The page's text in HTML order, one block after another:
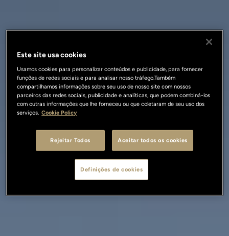
Este site usa cookies
Usamos cookies para personalizar conteúdos e publicidade, para fornecer
funções de redes sociais e para analisar nosso tráfego.Também
compartilhamos informações sobre seu uso de nosso site com nossos
parceiros das redes sociais, publicidade e analíticas, que podem combiná-los
com outras informações que lhe forneceu ou que coletaram de seu uso dos
serviços. Cookie Policy
Rejeitar Todos Aceitar todos os cookies
Definições de cookies